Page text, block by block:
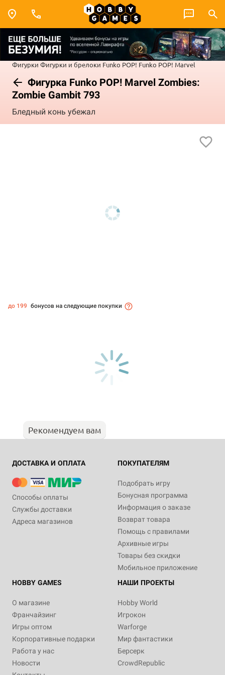
Фигурки Фигурки и брелоки Funko POP! Funko POP! Marvel
Фигурка Funko POP! Marvel Zombies:
Zombie Gambit 793
Бледный конь убежал
до 199 бонусов на следующие покупки
Рекомендуем вам
ДОСТАВКА И ОПЛАТА
Способы оплаты
Службы доставки
Адреса магазинов
ПОКУПАТЕЛЯМ
Подобрать игру
Бонусная программа
Информация о заказе
Возврат товара
Помощь с правилами
Архивные игры
Товары без скидки
Мобильное приложение
HOBBY GAMES
О магазине
Франчайзинг
Игры оптом
Корпоративные подарки
Работа у нас
Новости
НАШИ ПРОЕКТЫ
Hobby World
Игрокон
Warforge
Мир фантастики
Берсерк
CrowdRepublic